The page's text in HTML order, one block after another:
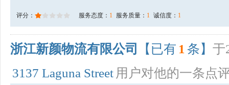
评分： 服务态度： 1 服务质量： 1 诚信度： 1
浙江新颜物流有限公司 【已有 1 条】 于
3137 Laguna Street 用户对他的一条点